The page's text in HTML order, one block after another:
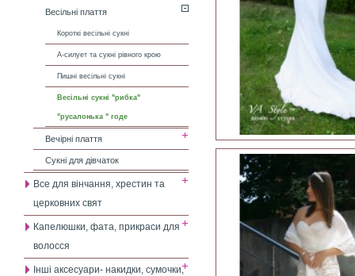
Весільні плаття
Короткі весільні сукні
А-силует та сукні рівного крою
Пишні весільні сукні
Весільні сукні "рибка"
"русалонька " годе
Вечірні плаття
Сукні для дівчаток
Все для вінчання, хрестин та
церковних свят
Капелюшки, фата, прикраси для
волосся
Інші аксесуари- накидки, сумочки,